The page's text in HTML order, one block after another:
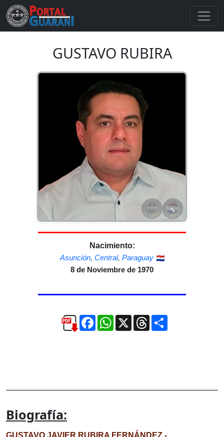
GUSTAVO RUBIRA
Nacimiento:
Asunción, Central, Paraguay
8 de Noviembre de 1970
FacebookWhatsApp
X ThreadsCompartir
Biografía:
GUSTAVO JAVIER RUBIRA FERNÁNDEZ.-